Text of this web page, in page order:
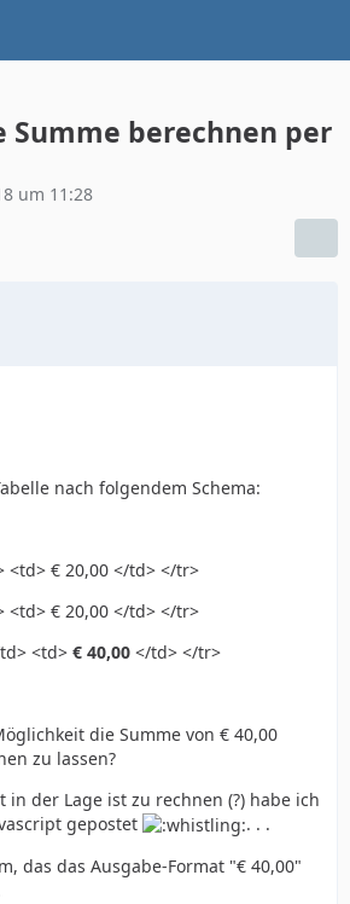
Summe berechnen per
um 11:28
nach folgendem Schema:
<td> € 20,00 </td> </tr>
<td> € 20,00 </td> </tr>
<td> € 40,00 </td> </tr>
die Summe von € 40,00
zu lassen?
in der Lage ist zu rechnen (?) habe ich
gepostet
. . .
das das Ausgabe-Format "€ 40,00"